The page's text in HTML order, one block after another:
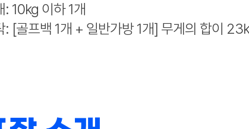
: 10kg 이하 1개
: [골프백 1개 + 일반가방 1개] 무게의 합이